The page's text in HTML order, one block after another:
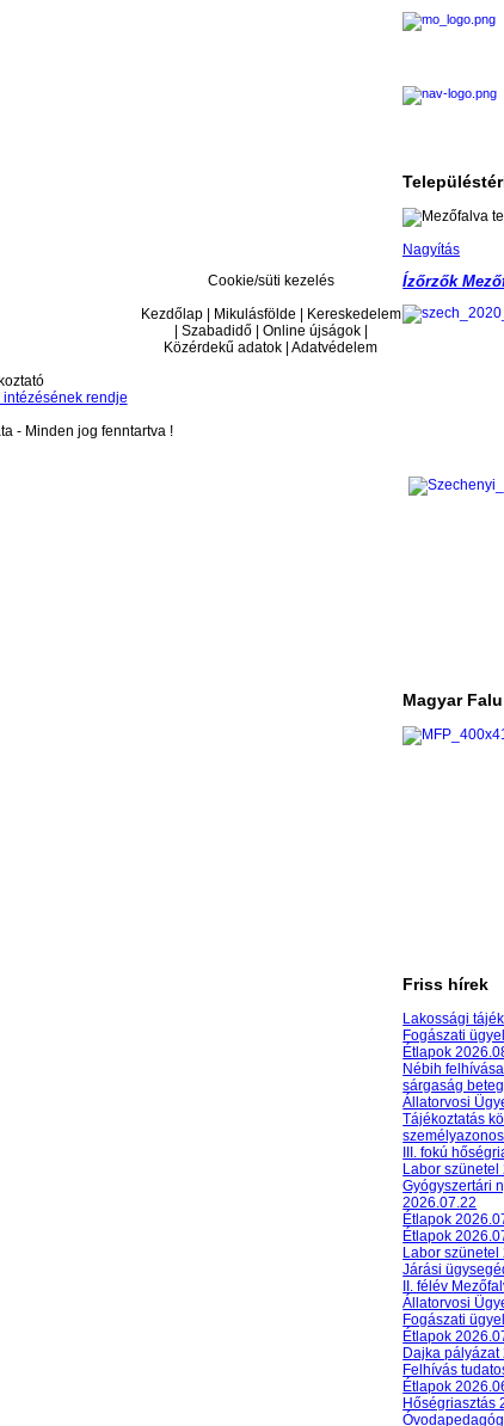
Nagyítás
Ízőrzők
Magyar
Friss hírek
Lakossági
Fogászati
Étlapok
Nébih
sárgaság
Állatorvosi
Tájékoztatás
III. fokú
Labor
Gyógyszertári
2026.07.22
Étlapok
Étlapok
Labor
Járási
II. félév
Állatorvosi
Fogászati
Étlapok
Dajka pályázat
Felhívás
Étlapok
Hőségriasztás
Cookie/süti kezelés
Kezdőlap | Mikulásfölde | Kereskedelem
| Szabadidő | Online újságok |
Közérdekű adatok | Adatvédelem
rendje
- Minden jog fenntartva !